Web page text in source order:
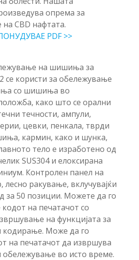
опрема за
CBD нафтата.
PDF >>
на шишиња за
користи за обележување
со шишиња во
како што се орални
течности, ампули,
цевки, пенкала, тврди
кармин, како и шунка,
тело е изработено од
SUS304 и елоксирана
Контролен панел на
лесно ракување, вклучувајќи
за 50 позиции. Можете да го
на печатачот со
на функцијата за
Може да го
на печатачот да извршува
во исто време.